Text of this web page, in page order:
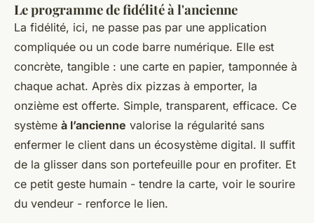
Le programme de fidélité à l'ancienne
La fidélité, ici, ne passe pas par une application
compliquée ou un code barre numérique. Elle est
concrète, tangible : une carte en papier, tamponnée à
chaque achat. Après dix pizzas à emporter, la
onzième est offerte. Simple, transparent, efficace. Ce
système à l’ancienne valorise la régularité sans
enfermer le client dans un écosystème digital. Il suffit
de la glisser dans son portefeuille pour en profiter. Et
ce petit geste humain - tendre la carte, voir le sourire
du vendeur - renforce le lien.